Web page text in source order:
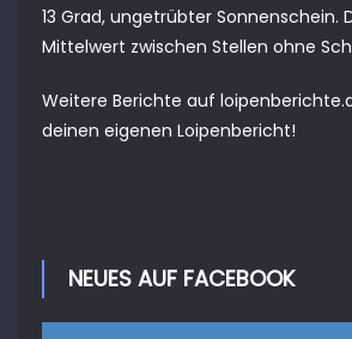
13 Grad, ungetrübter Sonnenschein.
Mittelwert zwischen Stellen ohne
Weitere Berichte auf
deinen eigenen Loipenbericht!
NEUES AUF FACEBOOK